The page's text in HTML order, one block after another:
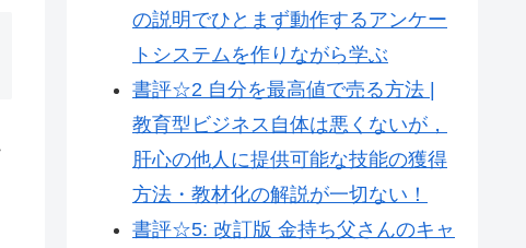
の説明でひとまず動作するアンケー
トシステムを作りながら学ぶ
書評☆2 自分を最高値で売る方法 |
教育型ビジネス自体は悪くないが，
肝心の他人に提供可能な技能の獲得
方法・教材化の解説が一切ない！
書評☆5: 改訂版 金持ち父さんのキャ